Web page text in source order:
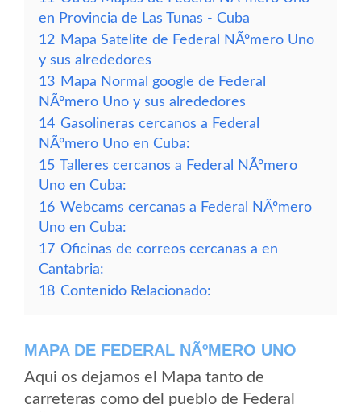
en Provincia de Las Tunas - Cuba
12 Mapa Satelite de Federal NÃºmero Uno
y sus alrededores
13 Mapa Normal google de Federal
NÃºmero Uno y sus alrededores
14 Gasolineras cercanos a Federal
NÃºmero Uno en Cuba:
15 Talleres cercanos a Federal NÃºmero
Uno en Cuba:
16 Webcams cercanas a Federal NÃºmero
Uno en Cuba:
17 Oficinas de correos cercanas a en
Cantabria:
18 Contenido Relacionado:
MAPA DE FEDERAL NÃºMERO UNO
Aqui os dejamos el Mapa tanto de
carreteras como del pueblo de Federal